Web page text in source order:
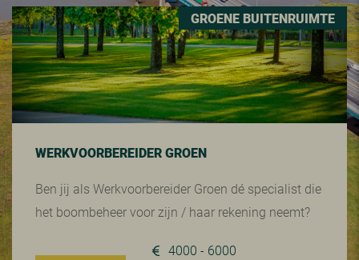
GROENE BUITENRUIMTE
WERKVOORBEREIDER GROEN
Ben jij als Werkvoorbereider Groen dé specialist die
het boombeheer voor zijn / haar rekening neemt?
4000 - 6000